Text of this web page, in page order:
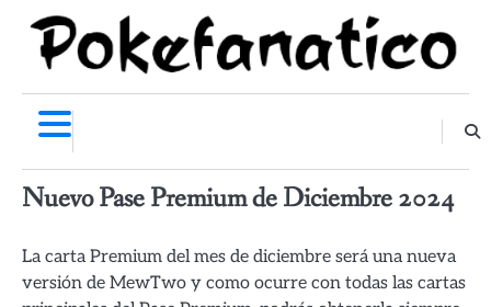
content
Nuevo Pase Premium de Diciembre 2024
La carta Premium del mes de diciembre será una nueva
versión de MewTwo y como ocurre con todas las cartas